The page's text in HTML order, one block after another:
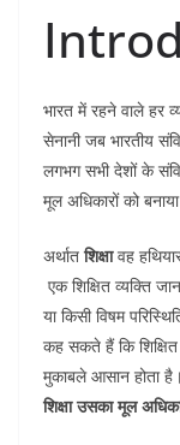
भारत में रहने वाले हर
सेनानी जब भारतीय
लगभग सभी देशों के
मूल अधिकारों को
अर्थातशिक्षावह
एक शिक्षित व्यक्ति
या किसी विषम
कह सकते हैं कि
मुकाबले आसान होता
शिक्षा उसका मूल